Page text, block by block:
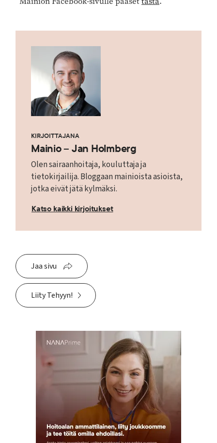
KIRJOITTAJANA
Mainio – Jan Holmberg
Olen sairaanhoitaja, kouluttaja ja
tietokirjailija. Bloggaan mainioista asioista,
jotka eivät jätä kylmäksi.
Katso kaikki kirjoitukset
Jaa sivu
Liity Tehyyn!